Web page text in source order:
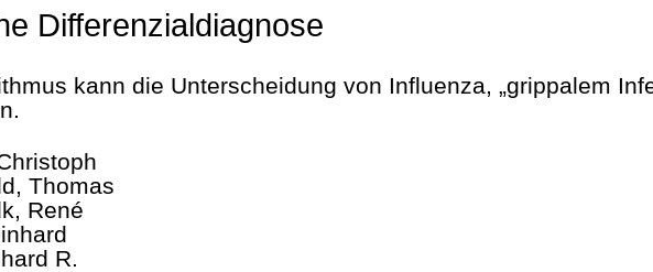
Differenzialdiagnose
kann die Unterscheidung von Influenza, „grippalem
Thomas
René
R.